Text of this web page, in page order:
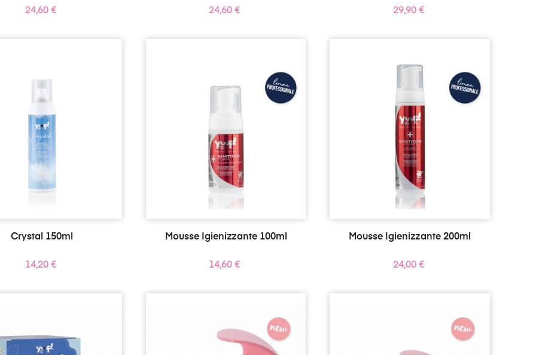
Prezzo
24,60 € Prezzo
24,60 € Prezzo
29,90 €
Crystal 150ml
Prezzo
14,20 €
Mousse Igienizzante 100ml
Prezzo
14,60 €
Mousse Igienizzante 200ml
Prezzo
24,00 €